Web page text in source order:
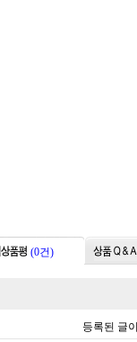
(0건)
등록된 글